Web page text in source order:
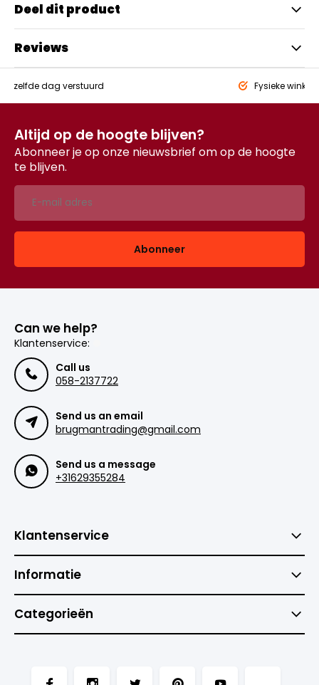
Deel dit product
Reviews
zelfde dag verstuurd Fysieke winkel
Altijd op de hoogte blijven?
Abonneer je op onze nieuwsbrief om op de hoogte
te blijven.
Abonneer
Can we help?
Klantenservice:
Call us
058-2137722
Send us an email
brugmantrading@gmail.com
Send us a message
+31629355284
Klantenservice
Informatie
Categorieën